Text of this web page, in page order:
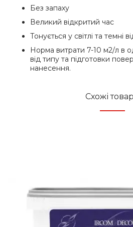
Без запаху
Великий відкритий час
Тонується у світлі та темні
Норма витрати 7-10 м2/л в
від типу та підготовки
нанесення.
Схожі